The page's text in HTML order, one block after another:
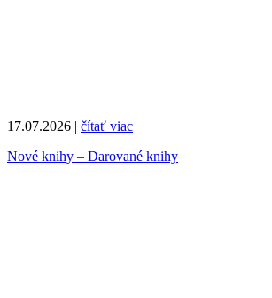
17.07.2026 | čítať viac
Nové knihy – Darované knihy